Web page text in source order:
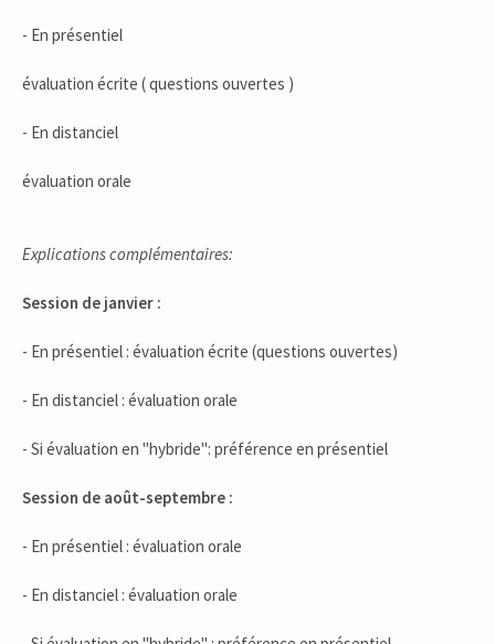
- En présentiel
évaluation écrite ( questions ouvertes )
- En distanciel
évaluation orale
Explications complémentaires:
Session de janvier :
- En présentiel : évaluation écrite (questions ouvertes)
- En distanciel : évaluation orale
- Si évaluation en "hybride": préférence en présentiel
Session de août-septembre :
- En présentiel : évaluation orale
- En distanciel : évaluation orale